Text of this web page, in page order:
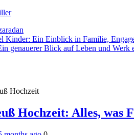
Kinder: Ein Einblick in Familie,
genauerer Blick auf Leben und Werk
Hochzeit: Alles, was